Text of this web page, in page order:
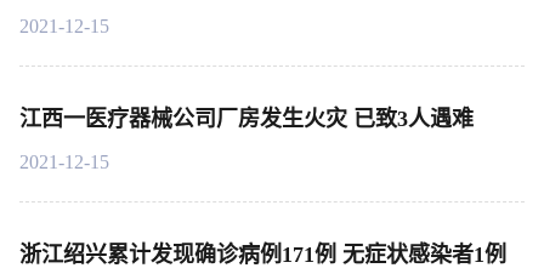
2021-12-15
江西一医疗器械公司厂房发生火灾 已致3人遇难
2021-12-15
浙江绍兴累计发现确诊病例171例 无症状感染者1例